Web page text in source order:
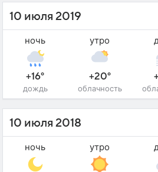
10 июля 2019
ночь
+16°
дождь
утро
+20°
облачность
10 июля 2018
ночь утро